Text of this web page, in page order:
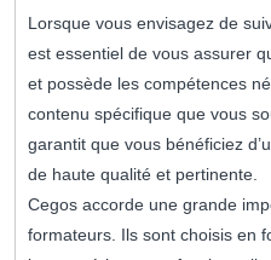
Lorsque vous envisagez de
est essentiel de vous assurer
et possède les compétences
contenu spécifique que vous
garantit que vous bénéficiez
de haute qualité et pertinente.
Cegos accorde une grande
formateurs. Ils sont choisis en